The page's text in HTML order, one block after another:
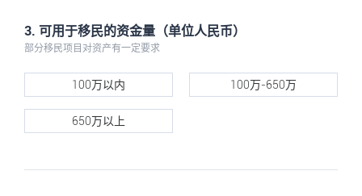
3. 可用于移民的资金量（单位人民币）
部分移民项目对资产有一定要求
100万以内 100万-650万
650万以上